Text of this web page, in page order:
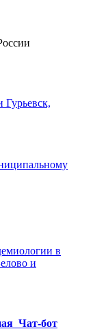
Гурьевск,
в
и
Чат-бот